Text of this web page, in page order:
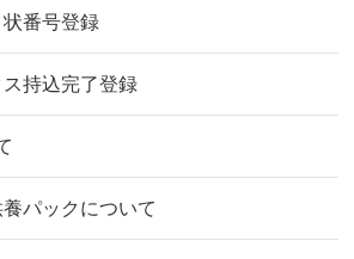
人形やぬいぐるみを供養いただ
ちに これまで本当にありがとう
ケースは外しても良いですか？
祭令和7年2月28日(金)
祭令和7年1月17日(金)
祭令和6年10月17日(木)
番号登録
持込完了登録
パックについて